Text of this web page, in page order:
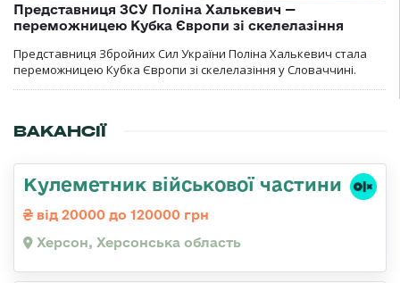
Представниця ЗСУ Поліна Халькевич —
переможницею Кубка Європи зі скелелазіння
Представниця Збройних Сил України Поліна Халькевич стала
переможницею Кубка Європи зі скелелазіння у Словаччині.
ВАКАНСІЇ
Кулеметник військової частини
від 20000 до 120000 грн
Херсон, Херсонська область